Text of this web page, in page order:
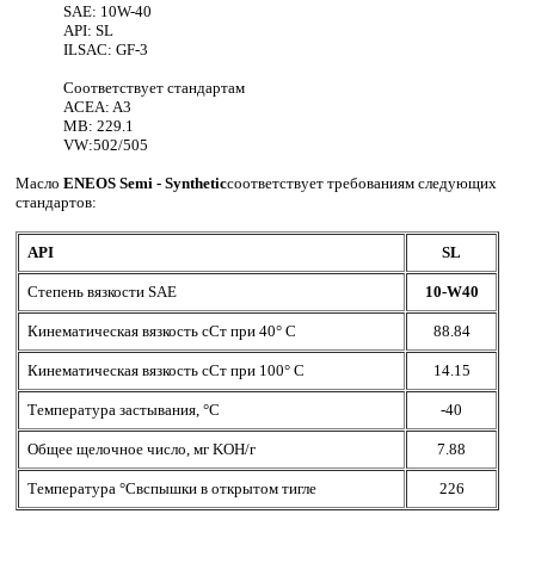
SAE: 10W-40
API: SL
ILSAC: GF-3
Соответствует стандартам
ACEA: A3
MB: 229.1
VW:502/505
Масло ENEOS Semi - Syntheticсоответствует требованиям следующих
стандартов:
API SL
Степень вязкости SAE 10-W40
Кинематическая вязкость сСт при 40° С 88.84
Кинематическая вязкость сСт при 100° С 14.15
Температура застывания, °С -40
Общее щелочное число, мг KOH/г 7.88
Температура °Cвспышки в открытом тигле 226